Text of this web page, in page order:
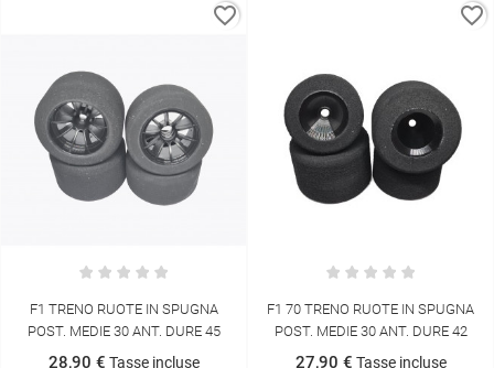
F1 TRENO RUOTE IN SPUGNA
POST. MEDIE 30 ANT. DURE 45
28,90 € Tasse incluse
favorite_border
F1 70 TRENO RUOTE IN SPUGNA
POST. MEDIE 30 ANT. DURE 42
27,90 € Tasse incluse
favorite_border